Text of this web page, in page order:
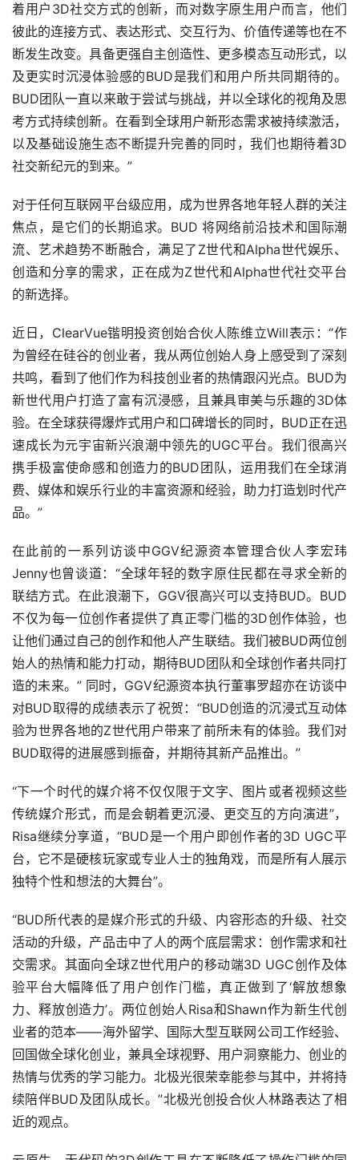
着用户3D社交方式的创新，而对数字原生用户而言，他们
彼此的连接方式、表达形式、交互行为、价值传递等也在不
断发生改变。具备更强自主创造性、更多模态互动形式，以
及更实时沉浸体验感的BUD是我们和用户所共同期待的。
BUD团队一直以来敢于尝试与挑战，并以全球化的视角及思
考方式持续创新。在看到全球用户新形态需求被持续激活，
以及基础设施生态不断提升完善的同时，我们也期待着3D
社交新纪元的到来。”
对于任何互联网平台级应用，成为世界各地年轻人群的关注
焦点，是它们的长期追求。BUD 将网络前沿技术和国际潮
流、艺术趋势不断融合，满足了Z世代和Alpha世代娱乐、
创造和分享的需求，正在成为Z世代和Alpha世代社交平台
的新选择。
近日，ClearVue锴明投资创始合伙人陈维立Will表示：“作
为曾经在硅谷的创业者，我从两位创始人身上感受到了深刻
共鸣，看到了他们作为科技创业者的热情跟闪光点。BUD为
新世代用户打造了富有沉浸感，且兼具审美与乐趣的3D体
验。在全球获得爆炸式用户和口碑增长的同时，BUD正在迅
速成长为元宇宙新兴浪潮中领先的UGC平台。我们很高兴
携手极富使命感和创造力的BUD团队，运用我们在全球消
费、媒体和娱乐行业的丰富资源和经验，助力打造划时代产
品。”
在此前的一系列访谈中GGV纪源资本管理合伙人李宏玮
Jenny也曾谈道：“全球年轻的数字原住民都在寻求全新的
联结方式。在此浪潮下，GGV很高兴可以支持BUD。BUD
不仅为每一位创作者提供了真正零门槛的3D创作体验，也
让他们通过自己的创作和他人产生联结。我们被BUD两位创
始人的热情和能力打动，期待BUD团队和全球创作者共同打
造的未来。” 同时，GGV纪源资本执行董事罗超亦在访谈中
对BUD取得的成绩表示了祝贺：“BUD创造的沉浸式互动体
验为世界各地的Z世代用户带来了前所未有的体验。我们对
BUD取得的进展感到振奋，并期待其新产品推出。”
“下一个时代的媒介将不仅仅限于文字、图片或者视频这些
传统媒介形式，而是会朝着更沉浸、更交互的方向演进”，
Risa继续分享道，“BUD是一个用户即创作者的3D UGC平
台，它不是硬核玩家或专业人士的独角戏，而是所有人展示
独特个性和想法的大舞台”。
“BUD所代表的是媒介形式的升级、内容形态的升级、社交
活动的升级，产品击中了人的两个底层需求：创作需求和社
交需求。其面向全球Z世代用户的移动端3D UGC创作及体
验平台大幅降低了用户创作门槛，真正做到了‘解放想象
力、释放创造力’。两位创始人Risa和Shawn作为新生代创
业者的范本——海外留学、国际大型互联网公司工作经验、
回国做全球化创业，兼具全球视野、用户洞察能力、创业的
热情与优秀的学习能力。北极光很荣幸能参与其中，并将持
续陪伴BUD及团队成长。”北极光创投合伙人林路表达了相
近的观点。